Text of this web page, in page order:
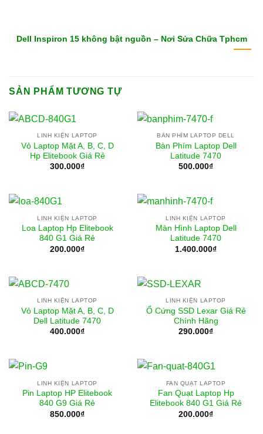
Dell Inspiron 15 không bật nguồn – Nơi Sửa Chữa Tphcm
SẢN PHẨM TƯƠNG TỰ
LINH KIỆN LAPTOP
Vỏ Laptop Mặt A, B, C, D
Hp Elitebook Giá Rẻ
300.000₫
BÀN PHÍM LAPTOP DELL
Bàn Phím Laptop Dell
Latitude 7470
500.000₫
LINH KIỆN LAPTOP
Loa Laptop Hp Elitebook
840 G1 Giá Rẻ
200.000₫
LINH KIỆN LAPTOP
Màn Hình Laptop Dell
Latitude 7470
1.400.000₫
LINH KIỆN LAPTOP
Vỏ Laptop Mặt A, B, C, D
Dell Latitude 7470
400.000₫
LINH KIỆN LAPTOP
Ổ Cứng SSD Lexar Giá Rẻ
Chính Hãng
290.000₫
LINH KIỆN LAPTOP
Pin Laptop HP Elitebook
840 G9 Giá Rẻ
850.000₫
FAN QUẠT LAPTOP
Fan Quạt Laptop Hp
Elitebook 840 G1 Giá Rẻ
200.000₫